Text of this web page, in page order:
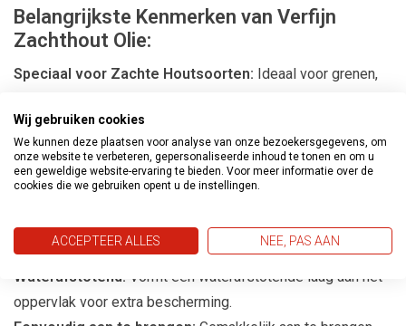
Belangrijkste Kenmerken van Verfijn
Zachthout Olie:
Speciaal voor Zachte Houtsoorten: Ideaal voor grenen,
Behoud van Natuurlijke Uitstraling:
en natuurlijk zonder de oorspronkelijke uitstraling te
veranderen.
schadelijke invloeden, waardoor de levensduur van het hout
wordt verlengd.
Waterafstotend: Vormt een waterafstotende laag aan het
oppervlak voor extra bescherming.
Wij gebruiken cookies
We kunnen deze plaatsen voor analyse van onze bezoekersgegevens, om
onze website te verbeteren, gepersonaliseerde inhoud te tonen en om u
een geweldige website-ervaring te bieden. Voor meer informatie over de
cookies die we gebruiken opent u de instellingen.
ACCEPTEER ALLES NEE, PAS AAN